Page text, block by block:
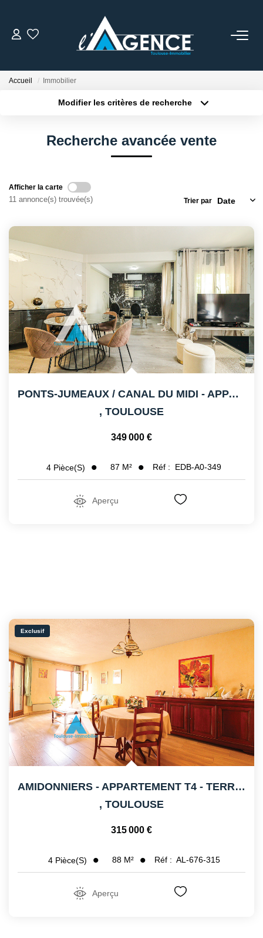
Nos Conseillers
NOS OFFRES
NOS BIENS VENDUS
ACTUALITÉS
CONTACT
Accueil Immobilier
Modifier les critères de recherche
Recherche avancée vente
Afficher la carte
11 annonce(s) trouvée(s) Trier par
PONTS-JUMEAUX / CANAL DU MIDI - APPARTEMENT DUPLEX -...
, TOULOUSE
349 000 €
4 Pièce(s) 87 M² Réf : EDB-A0-349
Aperçu
Exclusif
AMIDONNIERS - APPARTEMENT T4 - TERRASSE - PARKING
, TOULOUSE
315 000 €
4 Pièce(s) 88 M² Réf : AL-676-315
Aperçu